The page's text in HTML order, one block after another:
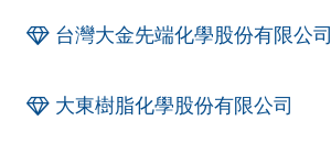
台灣大金先端化學股份有限公司
大東樹脂化學股份有限公司